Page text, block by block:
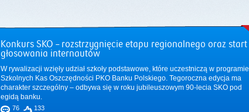
Konkurs SKO – rozstrzygnięcie etapu regionalnego oraz start
głosowania internautów
W rywalizacji wzięły udział szkoły podstawowe, które uczestniczą w programie
Szkolnych Kas Oszczędności PKO Banku Polskiego. Tegoroczna edycja ma
charakter szczególny – odbywa się w roku jubileuszowym 90-lecia SKO pod
egidą banku.
76 133